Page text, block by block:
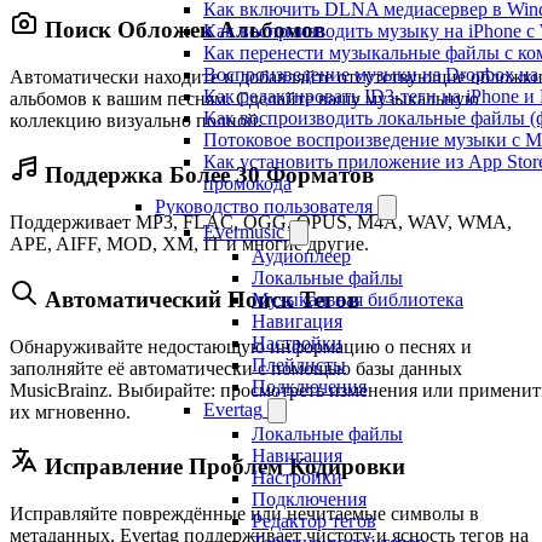
Как включить DLNA медиасервер в
Как воспроизводить музыку на iPhone
Как перенести музыкальные файлы с
Воспроизведение музыки из Dropbox
Как редактировать ID3-теги на iPhone и
Как воспроизводить локальные файлы
Потоковое воспроизведение музыки с
Как установить приложение из App
промокода
Руководство пользователя
Evermusic
Аудиоплеер
Локальные файлы
Музыкальная библиотека
Навигация
Настройки
Плейлисты
Подключения
Evertag
Локальные файлы
Навигация
Настройки
Подключения
Редактор тегов
Поиск Обложек Альбомов
Автоматически находите и добавляйте отсутствующие обложки
альбомов к вашим песням. Сделайте вашу музыкальную
коллекцию визуально полной.
Поддержка Более 30 Форматов
Поддерживает MP3, FLAC, OGG, OPUS, M4A, WAV, WMA,
APE, AIFF, MOD, XM, IT и многие другие.
Автоматический Поиск Тегов
Обнаруживайте недостающую информацию о песнях и
заполняйте её автоматически с помощью базы данных
MusicBrainz. Выбирайте: просмотреть изменения или
их мгновенно.
Исправление Проблем Кодировки
Исправляйте повреждённые или нечитаемые символы в
метаданных. Evertag поддерживает чистоту и ясность тегов на